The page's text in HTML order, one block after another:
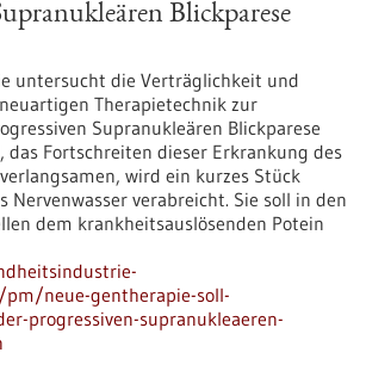
Blickparese
untersucht die Verträglichkeit und
Therapietechnik zur
Supranukleären Blickparese
das Fortschreiten dieser Erkrankung des
wird ein kurzes Stück
Nervenwasser verabreicht. Sie soll in den
dem krankheitsauslösenden Potein
neue-gentherapie-soll-
progressiven-supranukleaeren-